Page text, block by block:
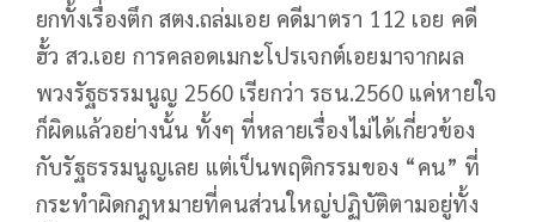
ยกทั้งเรื่องตึก สตง.ถล่มเอย คดีมาตรา 112 เอย คดี
ฮั้ว สว.เอย การคลอดเมกะโปรเจกต์เอยมาจากผล
พวงรัฐธรรมนูญ 2560 เรียกว่า รธน.2560 แค่หายใจ
ก็ผิดแล้วอย่างนั้น ทั้งๆ ที่หลายเรื่องไม่ได้เกี่ยวข้อง
กับรัฐธรรมนูญเลย แต่เป็นพฤติกรรมของ “คน” ที่
กระทำผิดกฎหมายที่คนส่วนใหญ่ปฏิบัติตามอยู่ทั้ง